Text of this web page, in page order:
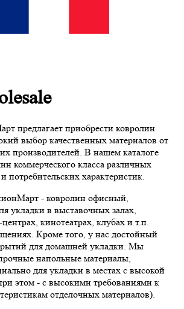
предлагает приобрести ковролин
выбор качественных материалов от
производителей. В нашем каталоге
коммерческого класса различных
потребительских характеристик.
- ковролин офисный,
укладки в выставочных залах,
кинотеатрах, клубах и т.п.
Кроме того, у нас достойный
для домашней укладки. Мы
напольные материалы,
для укладки в местах с высокой
этом - с высокими требованиями к
отделочных материалов).